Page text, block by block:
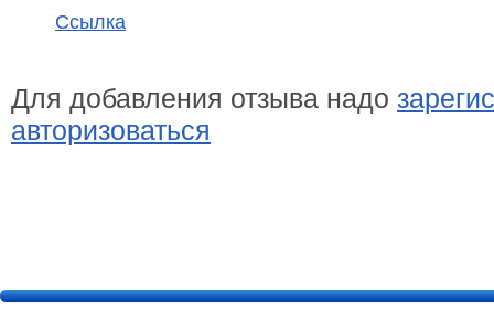
Ссылка
Для добавления отзыва надо
авторизоваться